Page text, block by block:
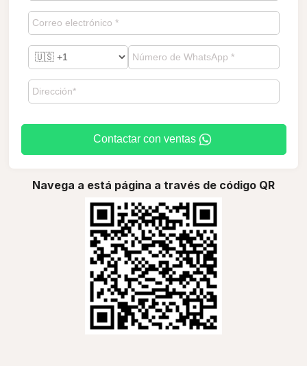
Contactar con ventas
Navega a está página a través de código QR